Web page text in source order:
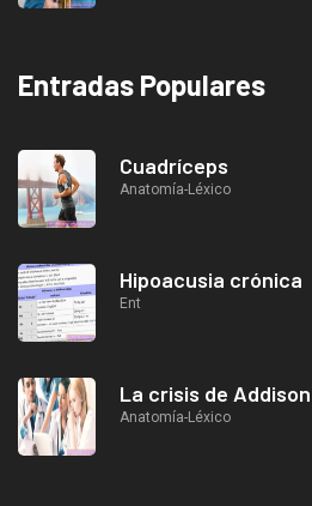
Entradas Populares
Cuadríceps
Anatomía-Léxico
Hipoacusia crónica
Ent
La crisis de Addison
Anatomía-Léxico